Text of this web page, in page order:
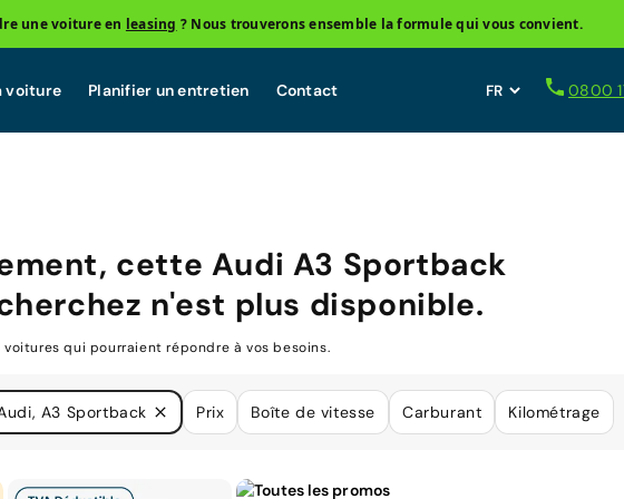
une voiture en leasing ? Nous trouverons ensemble la formule qui vous convient.
voiture Planifier un entretien Contact 0800
cette Audi A3 Sportback
n'est plus disponible.
voitures qui pourraient répondre à vos besoins.
A3 Sportback Prix Boîte de vitesse Carburant Kilométrage